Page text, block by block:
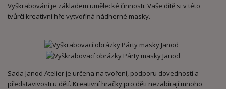
Vyškrabování je základem umělecké činnosti. Vaše dítě si v této
tvůrčí kreativní hře vytvoříná nádherné masky.
Sada Janod Atelier je určena na tvoření, podporu dovednosti a
představivosti u dětí. Kreativní hračky pro děti nezabírají mnoho